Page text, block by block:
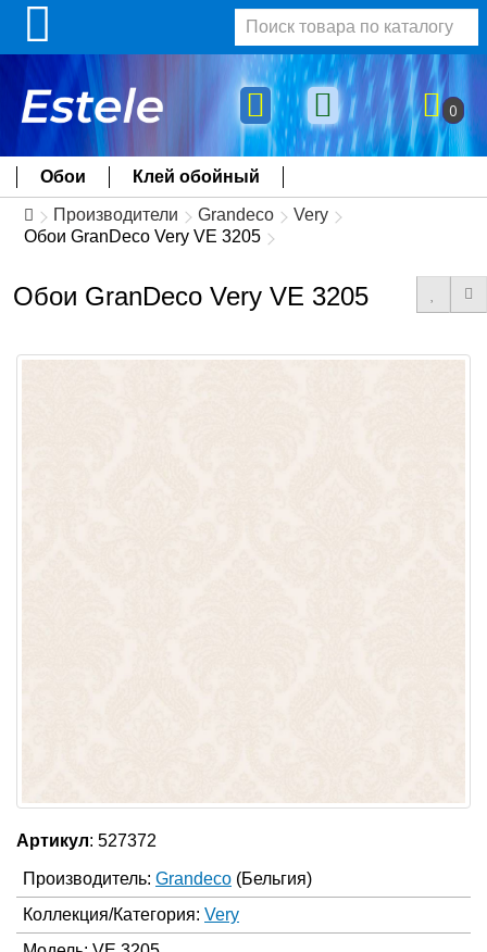
0
Обои Клей обойный
Производители Grandeco
Very
Обои GranDeco Very VE 3205
Обои GranDeco Very VE 3205
Артикул: 527372
Производитель: Grandeco (Бельгия)
Коллекция/Категория: Very